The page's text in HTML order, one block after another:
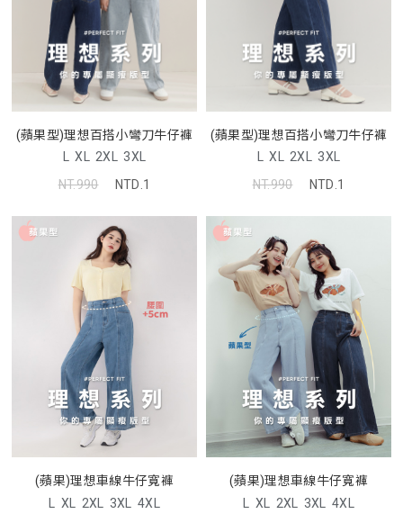
(蘋果型)理想百搭小彎刀牛仔褲
L XL 2XL 3XL
NT.990
NTD.1
(蘋果型)理想百搭小彎刀牛仔褲
L XL 2XL 3XL
NT.990
NTD.1
(蘋果)理想車線牛仔寬褲
L XL 2XL 3XL 4XL
(蘋果)理想車線牛仔寬褲
L XL 2XL 3XL 4XL